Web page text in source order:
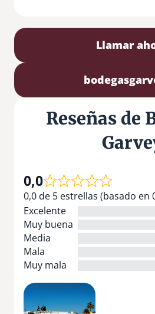
Llamar
Reseñas de
0,0
0,0 de 5 estrellas (basado en
Excelente
Muy buena
Media
Mala
Muy mala